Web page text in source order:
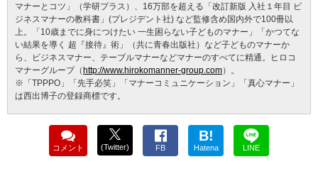
マナーとコツ」（学研プラス）、16万部を超える「改訂新版 入社１年目 ビ
ジネスマナーの教科書」(プレジデント社) など監修含め国内外で100冊以
上。「10歳までに身につけたい 一生困らない子どものマナー」「かつてな
い結果を導く 超『接待』術」（共に青春出版社）など子どものマナーか
ら、ビジネスマナー、テーブルマナーなどマナーのすべてに精通。ヒロコ
マナーグループ（ http://www.hirokomanner-group.com）。
※「TPPPO」「先手必笑」「マナーコミュニケーション」「真心マナー」
は西出博子の登録商標です。
コメント (Twitter) FB
B!
Hatena LINE